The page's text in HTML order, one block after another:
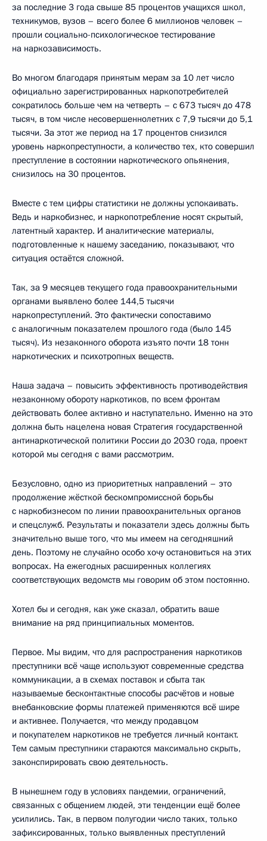
за последние 3 года свыше 85 процентов учащихся школ,
техникумов, вузов – всего более 6 миллионов человек –
прошли социально-психологическое тестирование
на наркозависимость.
Во многом благодаря принятым мерам за 10 лет число
официально зарегистрированных наркопотребителей
сократилось больше чем на четверть – с 673 тысяч до 478
тысяч, в том числе несовершеннолетних с 7,9 тысячи до 5,1
тысячи. За этот же период на 17 процентов снизился
уровень наркопреступности, а количество тех, кто совершил
преступление в состоянии наркотического опьянения,
снизилось на 30 процентов.
Вместе с тем цифры статистики не должны успокаивать.
Ведь и наркобизнес, и наркопотребление носят скрытый,
латентный характер. И аналитические материалы,
подготовленные к нашему заседанию, показывают, что
ситуация остаётся сложной.
Так, за 9 месяцев текущего года правоохранительными
органами выявлено более 144,5 тысячи
наркопреступлений. Это фактически сопоставимо
с аналогичным показателем прошлого года (было 145
тысяч). Из незаконного оборота изъято почти 18 тонн
наркотических и психотропных веществ.
Наша задача – повысить эффективность противодействия
незаконному обороту наркотиков, по всем фронтам
действовать более активно и наступательно. Именно на это
должна быть нацелена новая Стратегия государственной
антинаркотической политики России до 2030 года, проект
которой мы сегодня с вами рассмотрим.
Безусловно, одно из приоритетных направлений – это
продолжение жёсткой бескомпромиссной борьбы
с наркобизнесом по линии правоохранительных органов
и спецслужб. Результаты и показатели здесь должны быть
значительно выше того, что мы имеем на сегодняшний
день. Поэтому не случайно особо хочу остановиться на этих
вопросах. На ежегодных расширенных коллегиях
соответствующих ведомств мы говорим об этом постоянно.
Хотел бы и сегодня, как уже сказал, обратить ваше
внимание на ряд принципиальных моментов.
Первое. Мы видим, что для распространения наркотиков
преступники всё чаще используют современные средства
коммуникации, а в схемах поставок и сбыта так
называемые бесконтактные способы расчётов и новые
внебанковские формы платежей применяются всё шире
и активнее. Получается, что между продавцом
и покупателем наркотиков не требуется личный контакт.
Тем самым преступники стараются максимально скрыть,
законспирировать свою деятельность.
В нынешнем году в условиях пандемии, ограничений,
связанных с общением людей, эти тенденции ещё более
усилились. Так, в первом полугодии число таких, только
зафиксированных, только выявленных преступлений